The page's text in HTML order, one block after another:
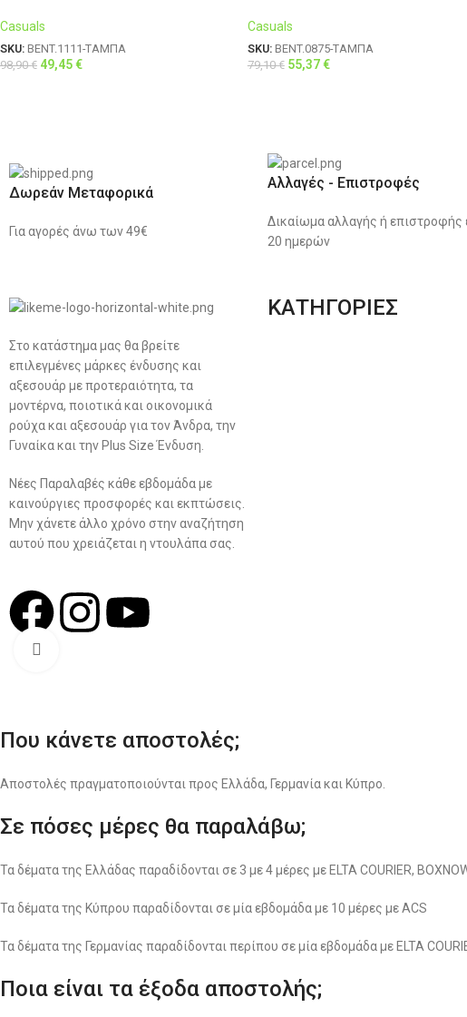
Casuals
SKU: BENT.1111-ΤΑΜΠΑ
98,90€ 49,45€
Casuals
SKU: BENT.0875-ΤΑΜΠΑ
79,10€ 55,37€
Δωρεάν Μεταφορικά
Για αγορές άνω των 49€
Αλλαγές - Επιστροφές
Δικαίωμα αλλαγής ή επιστροφής
20 ημερών
Στο κατάστημα μας θα βρείτε
επιλεγμένες μάρκες ένδυσης και
αξεσουάρ με προτεραιότητα, τα
μοντέρνα, ποιοτικά και οικονομικά
ρούχα και αξεσουάρ για τον Άνδρα, την
Γυναίκα και την Plus Size Ένδυση.
Νέες Παραλαβές κάθε εβδομάδα με
καινούργιες προσφορές και εκπτώσεις.
Μην χάνετε άλλο χρόνο στην αναζήτηση
αυτού που χρειάζεται η ντουλάπα σας.
ΚΑΤΗΓΟΡΙΕΣ
Που κάνετε αποστολές;
Αποστολές πραγματοποιούνται προς Ελλάδα, Γερμανία και Κύπρο.
Σε πόσες μέρες θα παραλάβω;
Τα δέματα της Ελλάδας παραδίδονται σε 3 με 4 μέρες με ELTA COURIER,
Τα δέματα της Κύπρου παραδίδονται σε μία εβδομάδα με 10 μέρες με ACS
Τα δέματα της Γερμανίας παραδίδονται περίπου σε μία εβδομάδα με ELTA
Ποια είναι τα έξοδα αποστολής;